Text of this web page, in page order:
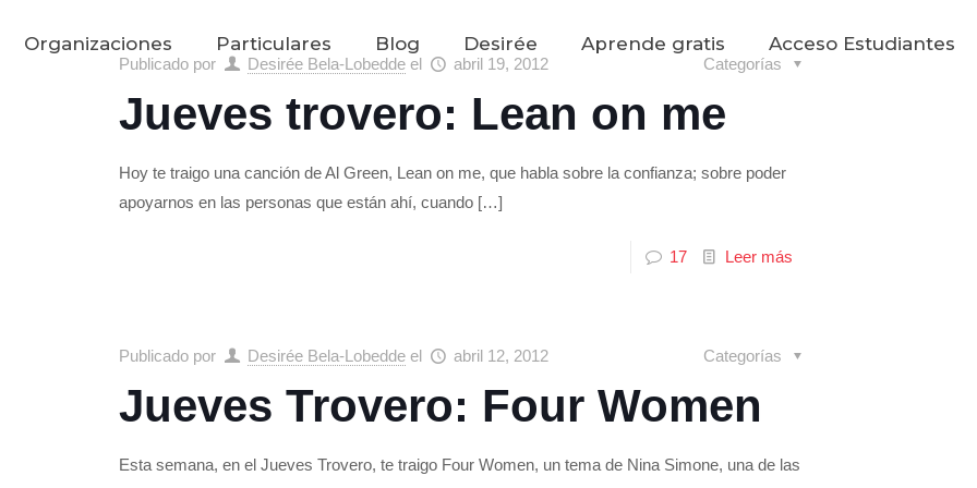
Organizaciones Particulares Blog Desirée Aprende gratis Acceso Estudiantes
Publicado por Desirée Bela-Lobedde el abril 19, 2012 Categorías
Jueves trovero: Lean on me
Hoy te traigo una canción de Al Green, Lean on me, que habla sobre la confianza; sobre poder
apoyarnos en las personas que están ahí, cuando […]
17 Leer más
Publicado por Desirée Bela-Lobedde el abril 12, 2012 Categorías
Jueves Trovero: Four Women
Esta semana, en el Jueves Trovero, te traigo Four Women, un tema de Nina Simone, una de las